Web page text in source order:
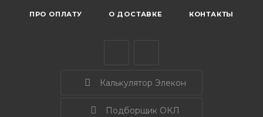
ПРО ОПЛАТУ О ДОСТАВКЕ КОНТАКТЫ
Калькулятор Элекон
Подборщик ОКЛ